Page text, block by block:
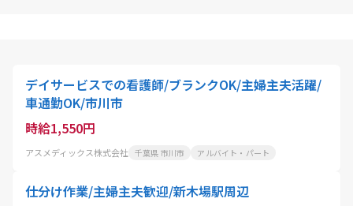
デイサービスでの看護師/ブランクOK/主婦主夫活躍/
車通勤OK/市川市
時給1,550円
アスメディックス株式会社 千葉県 市川市 アルバイト・パート
仕分け作業/主婦主夫歓迎/新木場駅周辺